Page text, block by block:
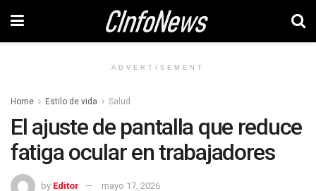
ADVERTISEMENT
Home Estilo de vida Salud
El ajuste de pantalla que reduce
fatiga ocular en trabajadores
by Editor mayo 17, 2026